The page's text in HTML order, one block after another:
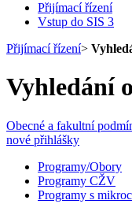
Přijímací řízení
Vstup do SIS 3
Přijímací řízení>
Vyhledání
Obecné a fakultní
nové přihlášky
Programy/Obory
Programy CŽV
Programy s